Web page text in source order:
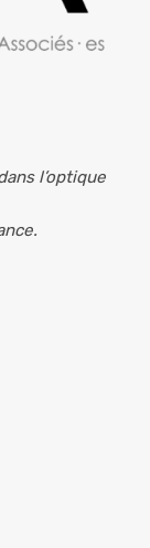
l’optique